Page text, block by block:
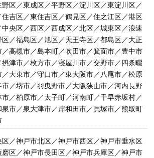
野区／東成区／平野区／淀川区／東淀川区／
吉区／東住吉区／鶴見区／住之江区／港区
中央区／西区／西成区／北区／城東区／浪速
区／福島区／旭区／天王寺区／都島区／大正
／高槻市／島本町／吹田市／箕面市／豊中市
摂津市／枚方市／寝屋川市／交野市／四条畷
大東市／守口市／東大阪市／八尾市／松原
／堺市／羽曳野市／大阪狭山市／河内長野
／柏原市／太子町／河南町／千早赤坂村／
市／泉大津市／岸和田市／貝塚市／熊取町
／神戸市北区／神戸市西区／神戸市垂水区
磨区／神戸市長田区／神戸市兵庫区／神戸市